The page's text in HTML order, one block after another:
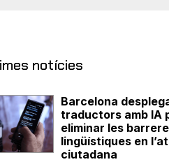
notícies
Barcelona
traductors amb IA
eliminar les
lingüístiques en
ciutadana